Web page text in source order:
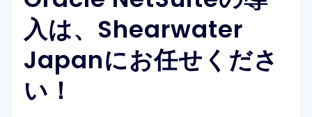
入は、Shearwater
Japanにお任せくださ
い！